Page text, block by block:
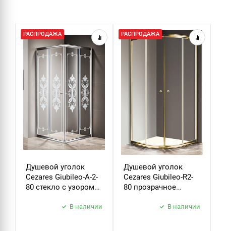
РАСПРОДАЖА
Душевой уголок
Cezares Giubileo-A-2-
80 стекло с узором
В наличии
РАСПРОДАЖА
Душевой уголок
Cezares Giubileo-R2-
80 прозрачное
В наличии